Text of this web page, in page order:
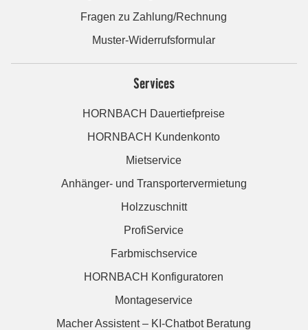
Fragen zu Zahlung/Rechnung
Muster-Widerrufsformular
Services
HORNBACH Dauertiefpreise
HORNBACH Kundenkonto
Mietservice
Anhänger- und Transportervermietung
Holzzuschnitt
ProfiService
Farbmischservice
HORNBACH Konfiguratoren
Montageservice
Macher Assistent – KI-Chatbot Beratung